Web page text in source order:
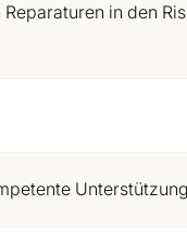
in den
Unterstützung